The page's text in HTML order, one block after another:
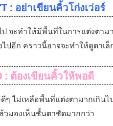
: อย่าเขียนคิ้วโก่งเว่อร์
จะทำให้มีพื้นที่ในการแต่งตาม
ปอีก คราวนี้อาจจะทำให้ดูตาเล็
: ต้องเขียนคิ้วให้พอดี
ๆ ไม่เหลือพื้นที่แต่งตามากเกินไ
วมองเห็นชั้นตาชัดมากกว่า